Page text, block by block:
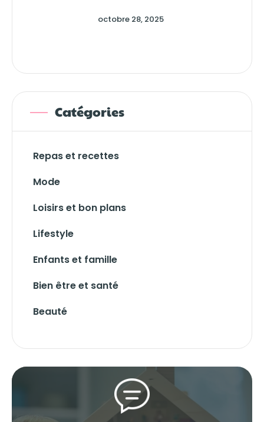
octobre 28, 2025
Catégories
Repas et recettes
Mode
Loisirs et bon plans
Lifestyle
Enfants et famille
Bien être et santé
Beauté